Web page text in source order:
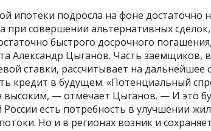
ипотеки подросла на фоне достаточно
при совершении альтернативных
быстрого досрочного
Александр Цыганов. Часть заемщиков,
ставки, рассчитывает на дальнейшее
кредит в будущем. «Потенциальный
высоким, — отмечает Цыганов. — И это
есть потребность в улучшении
Но и в регионах возник и